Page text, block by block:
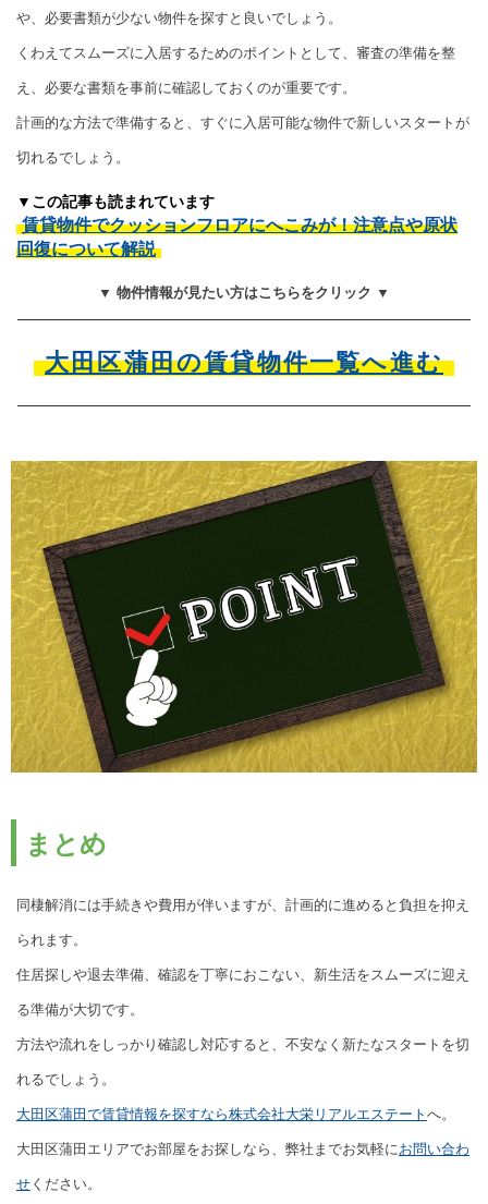
や、必要書類が少ない物件を探すと良いでしょう。
くわえてスムーズに入居するためのポイントとして、審査の準備を整
え、必要な書類を事前に確認しておくのが重要です。
計画的な方法で準備すると、すぐに入居可能な物件で新しいスタートが
切れるでしょう。
▼この記事も読まれています
賃貸物件でクッションフロアにへこみが！注意点や原状
回復について解説
▼ 物件情報が見たい方はこちらをクリック ▼
大田区蒲田の賃貸物件一覧へ進む
まとめ
同棲解消には手続きや費用が伴いますが、計画的に進めると負担を抑え
られます。
住居探しや退去準備、確認を丁寧におこない、新生活をスムーズに迎え
る準備が大切です。
方法や流れをしっかり確認し対応すると、不安なく新たなスタートを切
れるでしょう。
大田区蒲田で賃貸情報を探すなら株式会社大栄リアルエステート へ。
大田区蒲田エリアでお部屋をお探しなら、弊社までお気軽に お問い合わ
せ ください。